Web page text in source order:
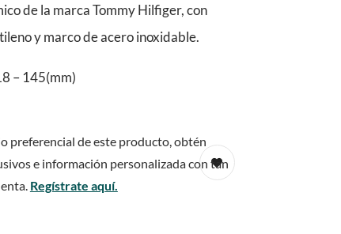
de la marca Tommy Hilfiger, con
y marco de acero inoxidable.
– 145(mm)
preferencial de este producto, obtén
e información personalizada con tan
Regístrate aquí.